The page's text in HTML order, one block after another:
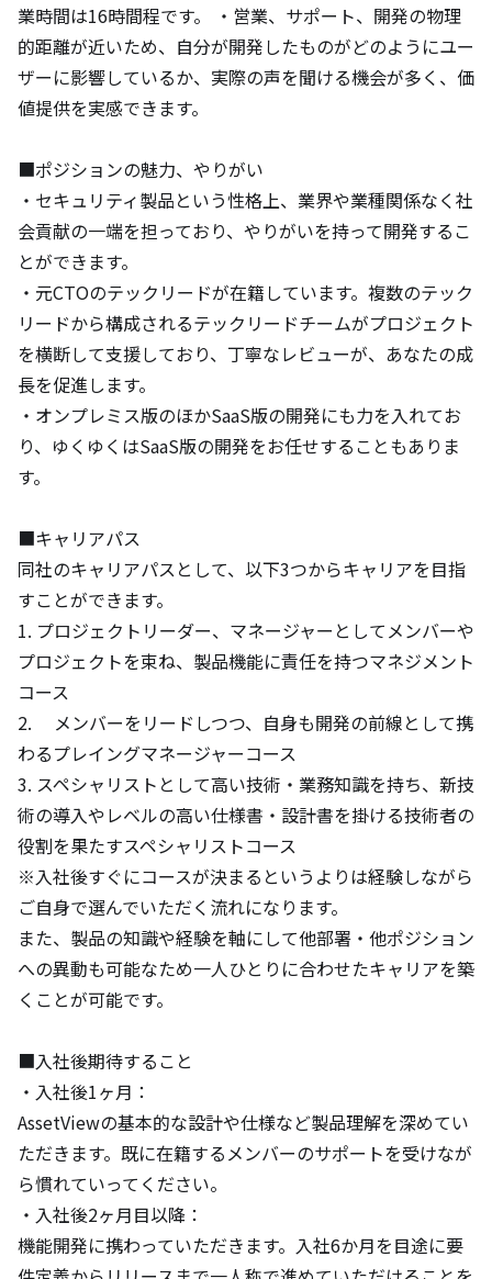
業時間は16時間程です。 ・営業、サポート、開発の物理
的距離が近いため、自分が開発したものがどのようにユー
ザーに影響しているか、実際の声を聞ける機会が多く、価
値提供を実感できます。
■ポジションの魅力、やりがい
・セキュリティ製品という性格上、業界や業種関係なく社
会貢献の一端を担っており、やりがいを持って開発するこ
とができます。
・元CTOのテックリードが在籍しています。複数のテック
リードから構成されるテックリードチームがプロジェクト
を横断して支援しており、丁寧なレビューが、あなたの成
長を促進します。
・オンプレミス版のほかSaaS版の開発にも力を入れてお
り、ゆくゆくはSaaS版の開発をお任せすることもありま
す。
■キャリアパス
同社のキャリアパスとして、以下3つからキャリアを目指
すことができます。
1. プロジェクトリーダー、マネージャーとしてメンバーや
プロジェクトを束ね、製品機能に責任を持つマネジメント
コース
2.　 メンバーをリードしつつ、自身も開発の前線として携
わるプレイングマネージャーコース
3. スペシャリストとして高い技術・業務知識を持ち、新技
術の導入やレベルの高い仕様書・設計書を掛ける技術者の
役割を果たすスペシャリストコース
※入社後すぐにコースが決まるというよりは経験しながら
ご自身で選んでいただく流れになります。
また、製品の知識や経験を軸にして他部署・他ポジション
への異動も可能なため一人ひとりに合わせたキャリアを築
くことが可能です。
■入社後期待すること
・入社後1ヶ月：
AssetViewの基本的な設計や仕様など製品理解を深めてい
ただきます。既に在籍するメンバーのサポートを受けなが
ら慣れていってください。
・入社後2ヶ月目以降：
機能開発に携わっていただきます。入社6か月を目途に要